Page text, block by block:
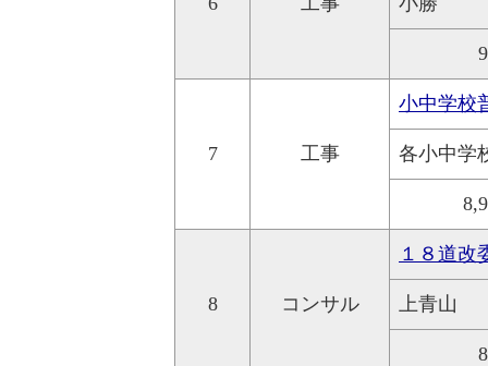
7 工事
小中学校
各小中学
8 コンサル
１８道改
上青山